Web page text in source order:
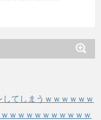
してしまうｗｗｗｗｗｗ
ｗｗｗｗｗｗｗｗｗｗ